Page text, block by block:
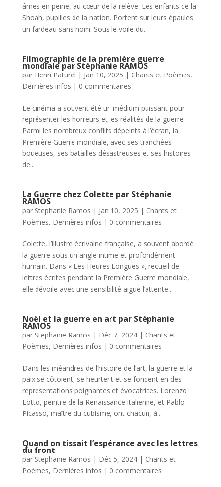
âmes en peine, au cœur de la relève. Les enfants de la
Shoah, pupilles de la nation, Portent sur leurs épaules
un fardeau sans nom. Sous le voile du...
Filmographie de la première guerre
mondiale par Stéphanie RAMOS
par Henri Paturel | Jan 10, 2025 | Chants et Poèmes,
Dernières infos | 0 commentaires
Le cinéma a souvent été un médium puissant pour
représenter les horreurs et les réalités de la guerre.
Parmi les nombreux conflits dépeints à l’écran, la
Première Guerre mondiale, avec ses tranchées
boueuses, ses batailles désastreuses et ses histoires
de...
La Guerre chez Colette par Stéphanie
RAMOS
par Stephanie Ramos | Jan 10, 2025 | Chants et
Poèmes, Dernières infos | 0 commentaires
Colette, l’illustre écrivaine française, a souvent abordé
la guerre sous un angle intime et profondément
humain. Dans « Les Heures Longues », recueil de
lettres écrites pendant la Première Guerre mondiale,
elle dévoile avec une sensibilité aiguë l’attente...
Noël et la guerre en art par Stéphanie
RAMOS
par Stephanie Ramos | Déc 7, 2024| Chants et
Poèmes, Dernières infos | 0 commentaires
Dans les méandres de l’histoire de l’art, la guerre et la
paix se côtoient, se heurtent et se fondent en des
représentations poignantes et évocatrices. Lorenzo
Lotto, peintre de la Renaissance italienne, et Pablo
Picasso, maître du cubisme, ont chacun, à...
Quand on tissait l’espérance avec les lettres
du front
par Stephanie Ramos | Déc 5, 2024| Chants et
Poèmes, Dernières infos | 0 commentaires